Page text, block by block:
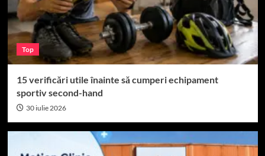
Top
15 verificări utile înainte să cumperi echipament
sportiv second-hand
30 iulie 2026